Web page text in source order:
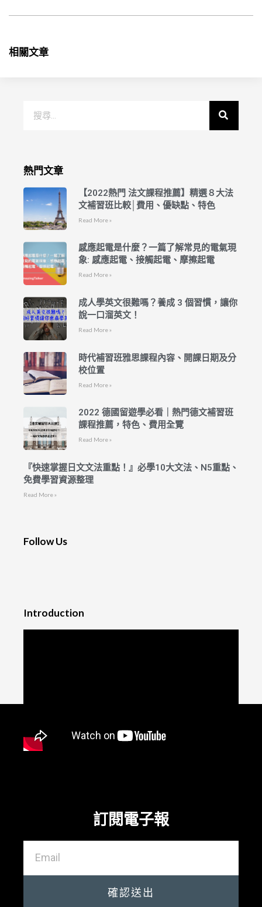
相關文章
熱門文章
【2022熱門 法文課程推薦】精選８大法
文補習班比較│費用、優缺點、特色
Read More »
感應起電是什麼？一篇了解常見的電氣現
象: 感應起電、接觸起電、摩擦起電
Read More »
成人學英文很難嗎？養成 3 個習慣，讓你
說一口溜英文！
Read More »
時代補習班雅思課程內容、開課日期及分
校位置
Read More »
2022 德國留遊學必看｜熱門德文補習班
課程推薦，特色、費用全覽
Read More »
『快速掌握日文文法重點！』必學10大文法、N5重點、
免費學習資源整理
Read More »
Follow Us
Introduction
訂閱電子報
確認送出